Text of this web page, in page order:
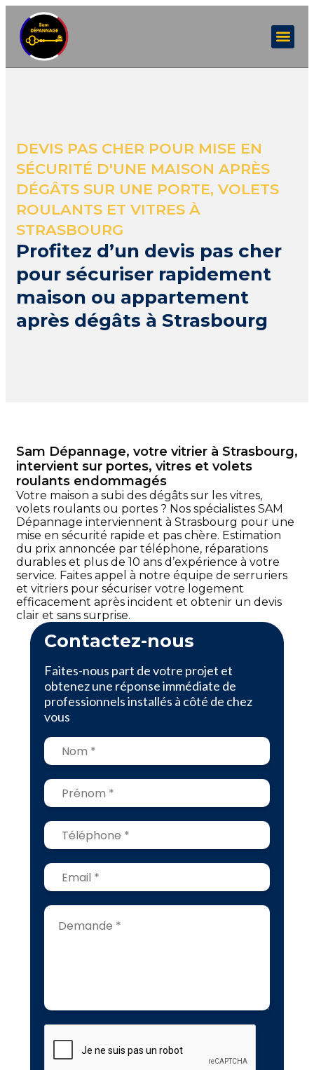
DEVIS PAS CHER POUR MISE EN
SÉCURITÉ D'UNE MAISON APRÈS
DÉGÂTS SUR UNE PORTE, VOLETS
ROULANTS ET VITRES À
STRASBOURG
Profitez d’un devis pas cher
pour sécuriser rapidement
maison ou appartement
après dégâts à Strasbourg
Sam Dépannage, votre vitrier à Strasbourg,
intervient sur portes, vitres et volets
roulants endommagés
Votre maison a subi des dégâts sur les vitres,
volets roulants ou portes ? Nos spécialistes SAM
Dépannage interviennent à Strasbourg pour une
mise en sécurité rapide et pas chère. Estimation
du prix annoncée par téléphone, réparations
durables et plus de 10 ans d’expérience à votre
service. Faites appel à notre équipe de serruriers
et vitriers pour sécuriser votre logement
efficacement après incident et obtenir un devis
clair et sans surprise.
Contactez-nous
Faites-nous part de votre projet et
obtenez une réponse immédiate de
professionnels installés à côté de chez
vous